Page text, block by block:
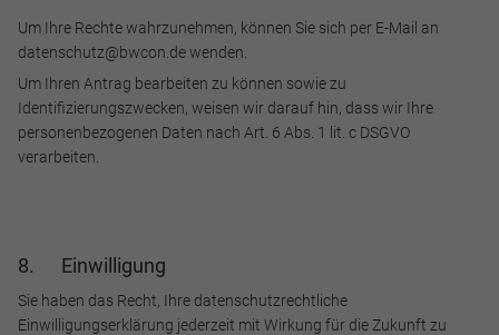
Um Ihre Rechte wahrzunehmen, können Sie sich per E-Mail an
datenschutz@bwcon.de wenden.
Um Ihren Antrag bearbeiten zu können sowie zu
Identifizierungszwecken, weisen wir darauf hin, dass wir Ihre
personenbezogenen Daten nach Art. 6 Abs. 1 lit. c DSGVO
verarbeiten.
8. Einwilligung
Sie haben das Recht, Ihre datenschutzrechtliche
Einwilligungserklärung jederzeit mit Wirkung für die Zukunft zu